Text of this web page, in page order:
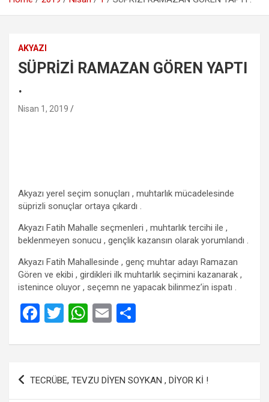
AKYAZI
SÜPRİZİ RAMAZAN GÖREN YAPTI
.
Nisan 1, 2019
Akyazı yerel seçim sonuçları , muhtarlık mücadelesinde
süprizli sonuçlar ortaya çıkardı .
Akyazı Fatih Mahalle seçmenleri , muhtarlık tercihi ile ,
beklenmeyen sonucu , gençlik kazansın olarak yorumlandı .
Akyazı Fatih Mahallesinde , genç muhtar adayı Ramazan
Gören ve ekibi , girdikleri ilk muhtarlık seçimini kazanarak ,
istenince oluyor , seçemn ne yapacak bilinmez’in ispatı .
F
ce
b
o
T
tt
er
W
at
s
A
E
ail ar
e
Yazı
gezinmesi
TECRÜBE, TEVZU DİYEN SOYKAN , DİYOR Kİ !